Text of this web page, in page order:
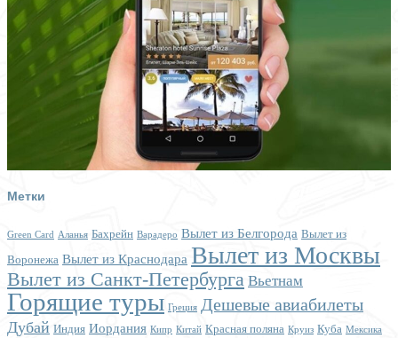
Метки
Green Card Аланья Бахрейн Варадеро Вылет из Белгорода Вылет из
Воронежа Вылет из Краснодара Вылет из Москвы
Вылет из Санкт-Петербурга Вьетнам
Горящие туры Греция Дешевые авиабилеты
Дубай Индия Иордания Кипр Китай Красная поляна Круиз Куба Мексика